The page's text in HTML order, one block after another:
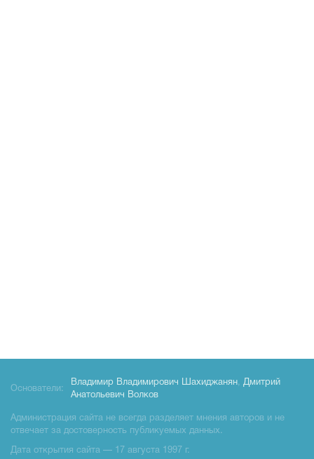
Основатели:
Владимир Владимирович Шахиджанян, Дмитрий
Анатольевич Волков
Администрация сайта не всегда разделяет мнения авторов и не
отвечает за достоверность публикуемых данных.
Дата открытия сайта — 17 августа 1997 г.